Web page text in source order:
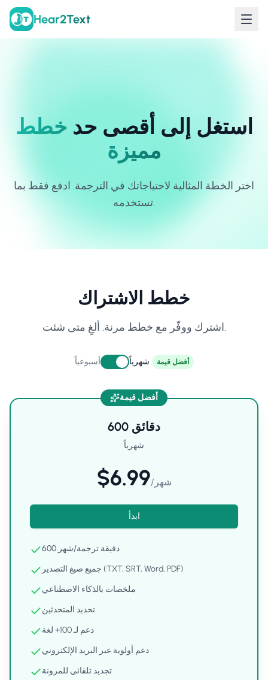
Hear2Text
استغل إلى أقصى حد خطط
مميزة
اختر الخطة المثالية لاحتياجاتك في الترجمة. ادفع فقط بما
تستخدمه.
خطط الاشتراك
اشترك ووفّر مع خطط مرنة. ألغِ متى شئت.
أسبوعياً شهرياً أفضل قيمة
أفضل قيمة
600 دقائق
شهرياً
$6.99/ شهر
ابدأ
600 دقيقة ترجمة/شهر
جميع صيغ التصدير (TXT, SRT, Word, PDF)
ملخصات بالذكاء الاصطناعي
تحديد المتحدثين
دعم لـ 100+ لغة
دعم أولوية عبر البريد الإلكتروني
تجديد تلقائي للمرونة